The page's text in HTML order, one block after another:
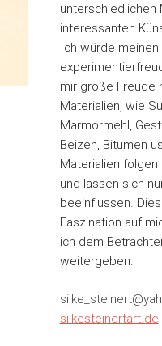
unterschiedlichen
interessanten
Ich würde
mir große Freude
Materialien, wie
Marmormehl,
Beizen, Bitumen
Materialien
und lassen sich
beeinflussen.
Faszination auf
ich dem
weitergeben.
silkesteinertart.de